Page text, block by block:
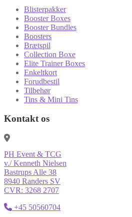
Blisterpakker
Booster Boxes
Booster Bundles
Boosters
Brætspil
Collection Boxe
Elite Trainer Boxes
Enkeltkort
Forudbestil
Tilbehør
Tins & Mini Tins
Kontakt os
PH Event & TCG
v./ Kenneth Nielsen
Bastrups Alle 38
8940 Randers SV
CVR: 3268 2707
+45 50560704